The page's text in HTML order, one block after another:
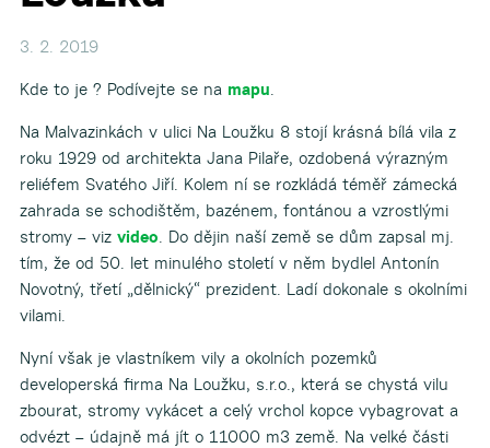
▼
3. 2. 2019
Kde to je ? Podívejte se na mapu.
Na Malvazinkách v ulici Na Loužku 8 stojí krásná bílá vila z
roku 1929 od architekta Jana Pilaře, ozdobená výrazným
reliéfem Svatého Jiří. Kolem ní se rozkládá téměř zámecká
zahrada se schodištěm, bazénem, fontánou a vzrostlými
stromy – viz video. Do dějin naší země se dům zapsal mj.
tím, že od 50. let minulého století v něm bydlel Antonín
Novotný, třetí „dělnický“ prezident. Ladí dokonale s okolními
vilami.
Nyní však je vlastníkem vily a okolních pozemků
developerská firma Na Loužku, s.r.o., která se chystá vilu
zbourat, stromy vykácet a celý vrchol kopce vybagrovat a
odvézt – údajně má jít o 11000 m3 země. Na velké části